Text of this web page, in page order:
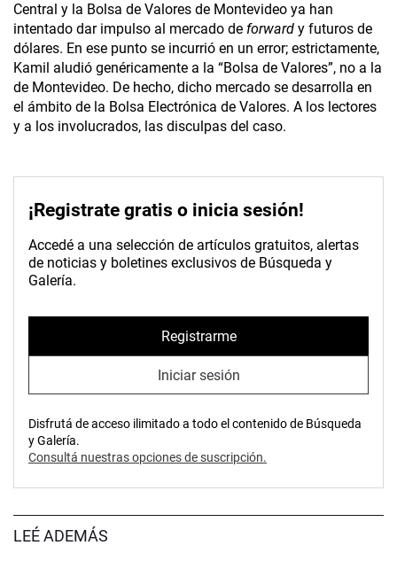
Central y la Bolsa de Valores de Montevideo ya han
intentado dar impulso al mercado de forward y futuros de
dólares. En ese punto se incurrió en un error; estrictamente,
Kamil aludió genéricamente a la “Bolsa de Valores”, no a la
de Montevideo. De hecho, dicho mercado se desarrolla en
el ámbito de la Bolsa Electrónica de Valores. A los lectores
y a los involucrados, las disculpas del caso.
¡Registrate gratis o inicia sesión!
Accedé a una selección de artículos gratuitos, alertas
de noticias y boletines exclusivos de Búsqueda y
Galería.
Registrarme
Iniciar sesión
Disfrutá de acceso ilimitado a todo el contenido de Búsqueda
y Galería.
Consultá nuestras opciones de suscripción.
LEÉ ADEMÁS